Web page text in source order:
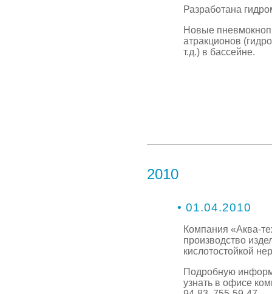
Разработана
Новые
атракционов
т.д.) в бассейне.
2010
• 01.04.2010
Компания «Аква-
производство
кислотостойкой
Подробную
узнать в офисе